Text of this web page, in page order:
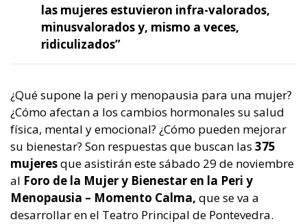
las mujeres estuvieron infra-valorados,
minusvalorados y, mismo a veces,
ridiculizados”
¿Qué supone la peri y menopausia para una mujer?
¿Cómo afectan a los cambios hormonales su salud
física, mental y emocional? ¿Cómo pueden mejorar
su bienestar? Son respuestas que buscan las 375
mujeresque asistirán este sábado 29 de noviembre
al Foro de la Mujer y Bienestar en la Peri y
Menopausia – Momento Calma, que se va a
desarrollar en el Teatro Principal de Pontevedra.